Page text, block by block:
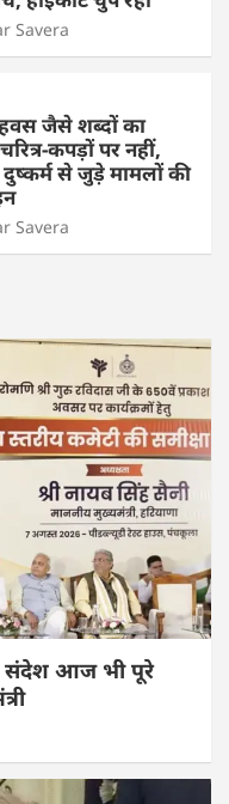
Savera
जैसे शब्दों का
कपड़ों पर नहीं,
से जुड़े मामलों की
Savera
संदेश आज भी पूरे